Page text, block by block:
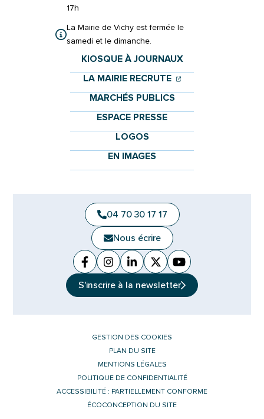
17h
La Mairie de Vichy est fermée le
samedi et le dimanche.
KIOSQUE À JOURNAUX
LA MAIRIE RECRUTE (OUVERTURE
(OUVERTURE
MARCHÉS PUBLICS
ESPACE PRESSE
LOGOS
EN IMAGES
04 70 30 17 17
Nous écrire
Facebook
(ouverture dans un nouvel onglet)
Instagram
(ouverture dans un nouvel
Linkedin
(ouverture dans un nouvel
X (Twitter)
(ouverture dans un
YouTube
(ouverture dans
S'inscrire à la newsletter
GESTION DES COOKIES
PLAN DU SITE
MENTIONS LÉGALES
POLITIQUE DE CONFIDENTIALITÉ
ACCESSIBILITÉ : PARTIELLEMENT CONFORME
ÉCOCONCEPTION DU SITE